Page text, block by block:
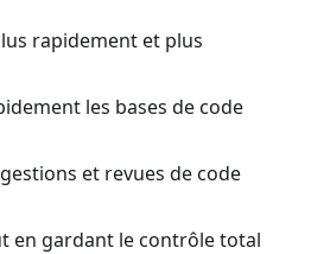
rapidement et plus
les bases de code
et revues de code
en gardant le contrôle total